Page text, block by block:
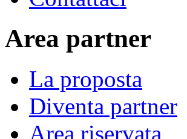
Area partner
La proposta
Diventa partner
Area riservata